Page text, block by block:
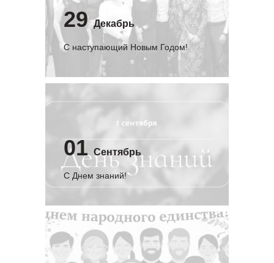
29 Декабрь
С наступающий Новым Годом!
01 Сентябрь
C Днем знаний!